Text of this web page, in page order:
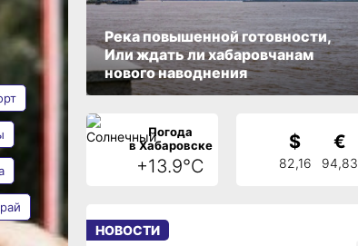
Река повышенной готовности,
Или ждать ли хабаровчанам
нового наводнения
Погода
в Хабаровске
+13.9°C
$
82,16
€
94,83
НОВОСТИ